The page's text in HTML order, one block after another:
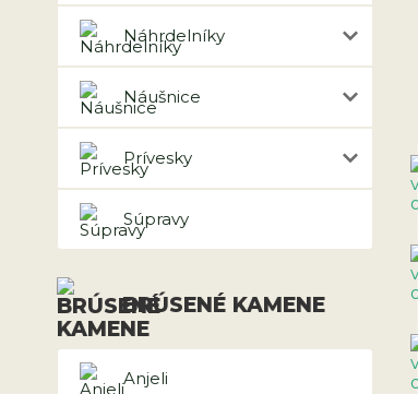
Náhrdelníky
Náušnice
Prívesky
Súpravy
BRÚSENÉ KAMENE
Anjeli